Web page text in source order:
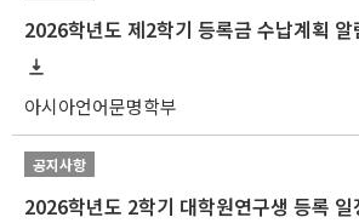
2026학년도 제2학기 등록금 수납계획 알
아시아언어문명학부
공지사항
2026학년도 2학기 대학원연구생 등록 일